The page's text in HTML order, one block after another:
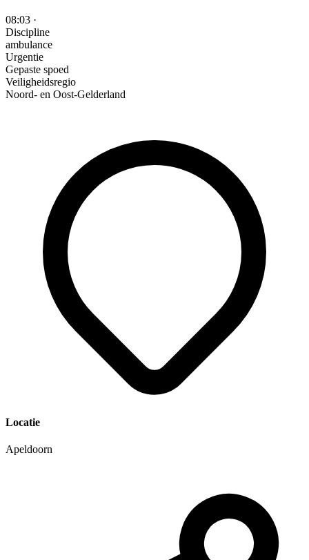
08:03 ·
Discipline
ambulance
Urgentie
Gepaste spoed
Veiligheidsregio
Noord- en Oost-Gelderland
Locatie
Apeldoorn